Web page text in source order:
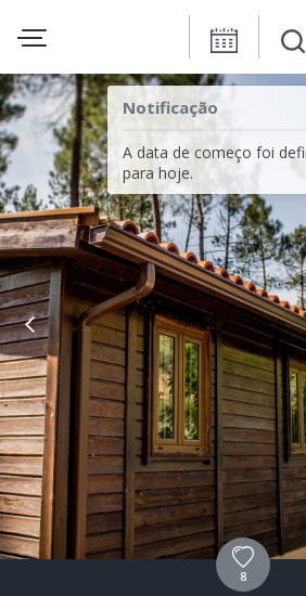
Notificação
A data de começo foi
para hoje.
8